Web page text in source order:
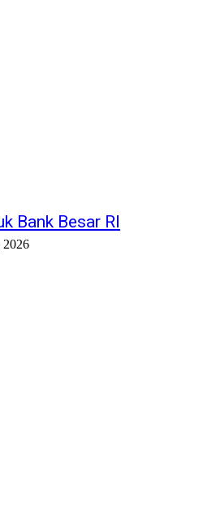
Bank Besar RI
2026